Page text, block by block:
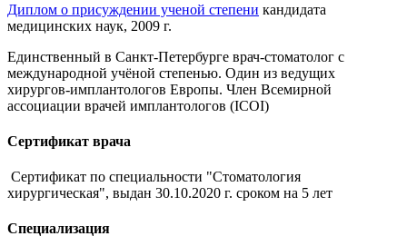
Диплом о присуждении ученой степени кандидата
медицинских наук, 2009 г.
Единственный в Санкт-Петербурге врач-стоматолог с
международной учёной степенью. Один из ведущих
хирургов-имплантологов Европы. Член Всемирной
ассоциации врачей имплантологов (ICOI)
Сертификат врача
Сертификат по специальности "Стоматология
хирургическая", выдан 30.10.2020 г. сроком на 5 лет
Специализация